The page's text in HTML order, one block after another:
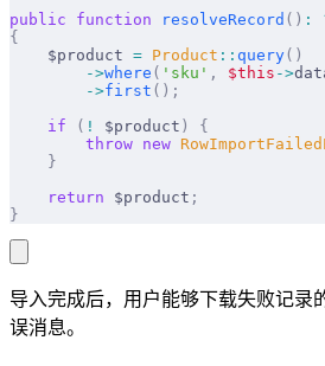
public function resolveRecord () :
{
    $product
= Product :: query()
        ->
where ( 'sku' , $this ->
        ->
first ();
    if
( ! $product )
{
        throw
new
    }
    return
$product ;
}
导入完成后，用户能够下载失败记录
误消息。